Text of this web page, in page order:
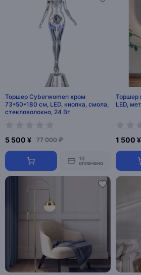
Торшер Cyberwomen хром
73*50*180 см, LED, кнопка, смола,
стекловолокно, 24 Вт
5 500 ¥ 77 000 ₽
10
оплачено
Торшер
LED,
1 500 ¥